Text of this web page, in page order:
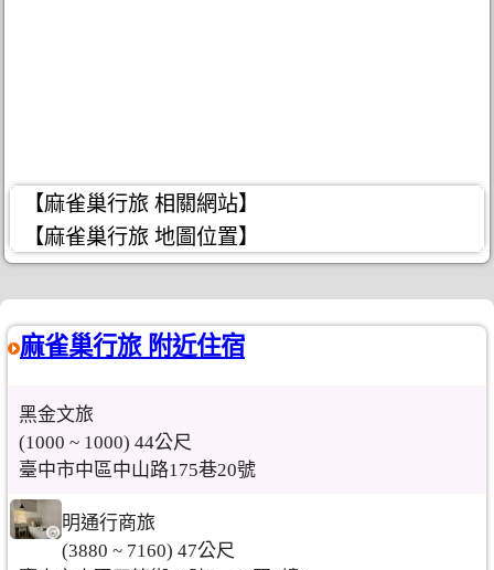
【麻雀巢行旅 相關網站】
【麻雀巢行旅 地圖位置】
麻雀巢行旅 附近住宿
黑金文旅
(1000 ~ 1000) 44公尺
臺中市中區中山路175巷20號
明通行商旅
(3880 ~ 7160) 47公尺